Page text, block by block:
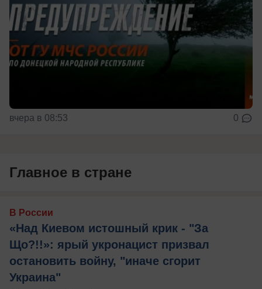
вчера в 08:53 0
Главное в стране
В России
«Над Киевом истошный крик - "За
Що?!!»: ярый укронацист призвал
остановить войну, "иначе сгорит
Украина"